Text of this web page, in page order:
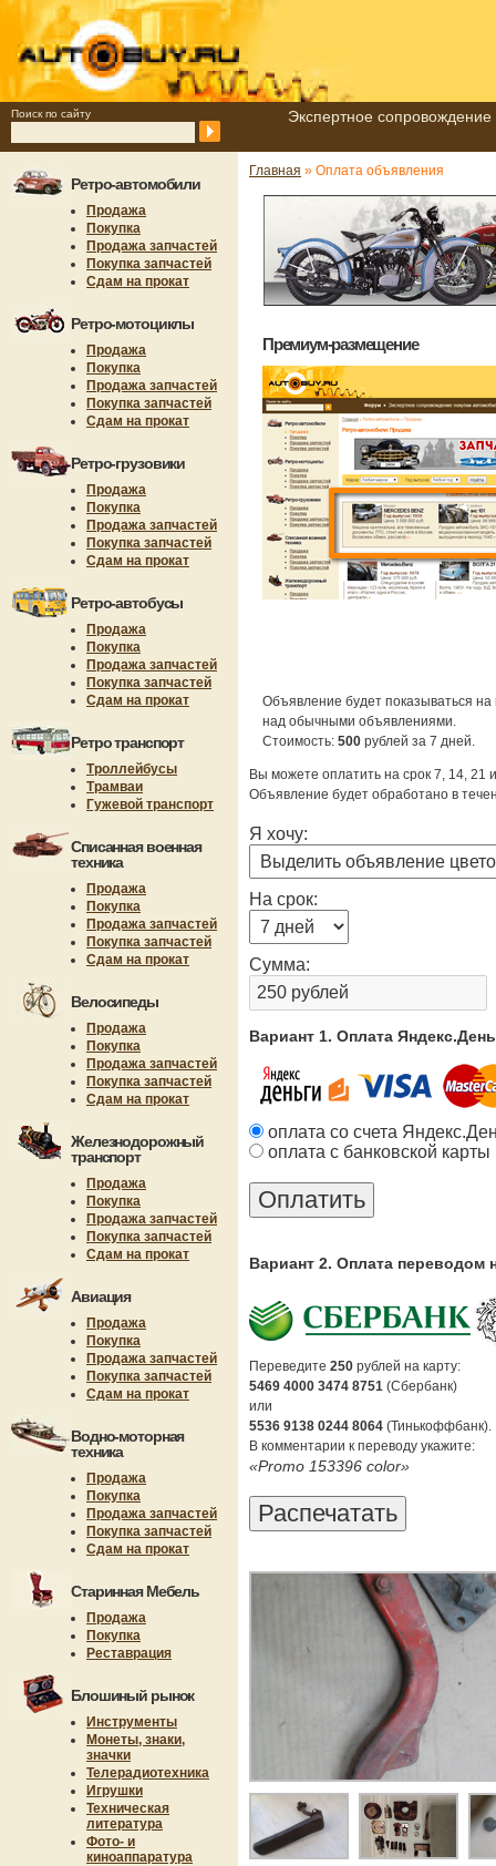
Поиск по сайту Экспертное
Ретро-автомобили
Продажа
Покупка
Продажа запчастей
Покупка запчастей
Сдам на прокат
Ретро-мотоциклы
Продажа
Покупка
Продажа запчастей
Покупка запчастей
Сдам на прокат
Ретро-грузовики
Продажа
Покупка
Продажа запчастей
Покупка запчастей
Сдам на прокат
Ретро-автобусы
Продажа
Покупка
Продажа запчастей
Покупка запчастей
Сдам на прокат
Ретро транспорт
Троллейбусы
Трамваи
Гужевой транспорт
Списанная военная
техника
Продажа
Покупка
Продажа запчастей
Покупка запчастей
Сдам на прокат
Велосипеды
Продажа
Покупка
Продажа запчастей
Покупка запчастей
Сдам на прокат
Железнодорожный
транспорт
Продажа
Покупка
Продажа запчастей
Покупка запчастей
Сдам на прокат
Авиация
Продажа
Покупка
Продажа запчастей
Покупка запчастей
Сдам на прокат
Водно-моторная
техника
Продажа
Покупка
Продажа запчастей
Покупка запчастей
Сдам на прокат
Старинная Мебель
Продажа
Покупка
Реставрация
Блошиный рынок
Инструменты
Монеты, знаки,
значки
Телерадиотехника
Игрушки
Техническая
литература
Фото- и
киноаппаратура
Главная » Оплата объявления
Премиум-размещение
Объявление будет показываться
над обычными объявлениями.
Стоимость: 500 рублей за 7 дней.
Вы можете оплатить на срок 7, 14, 21
Объявление будет обработано в
Я хочу:
На срок:
Сумма:
Вариант 1. Оплата
оплата со счета
оплата с банковской карты
Вариант 2. Оплата переводом
Переведите 250 рублей на карту:
5469 4000 3474 8751 (Сбербанк)
или
5536 9138 0244 8064 (Тинькоффбанк).
В комментарии к переводу укажите:
«Promo 153396 color»